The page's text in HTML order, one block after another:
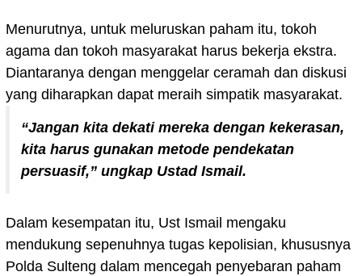
Menurutnya, untuk meluruskan paham itu, tokoh
agama dan tokoh masyarakat harus bekerja ekstra.
Diantaranya dengan menggelar ceramah dan diskusi
yang diharapkan dapat meraih simpatik masyarakat.
“Jangan kita dekati mereka dengan kekerasan,
kita harus gunakan metode pendekatan
persuasif,” ungkap Ustad Ismail.
Dalam kesempatan itu, Ust Ismail mengaku
mendukung sepenuhnya tugas kepolisian, khususnya
Polda Sulteng dalam mencegah penyebaran paham